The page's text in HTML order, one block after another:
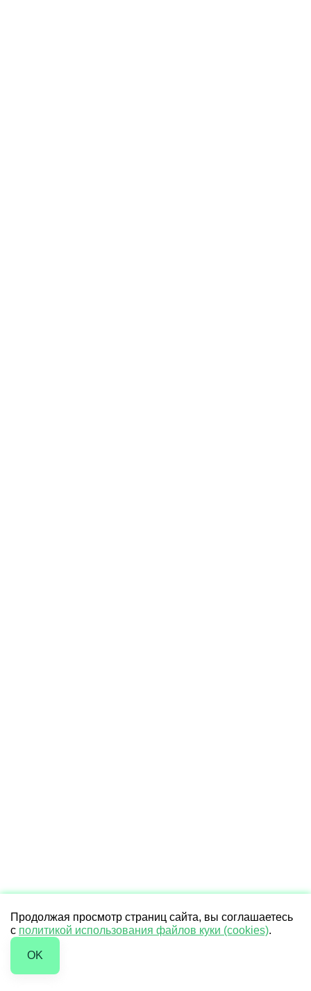
Продолжая просмотр страниц сайта, вы соглашаетесь
с политикой использования файлов куки (cookies).
OK